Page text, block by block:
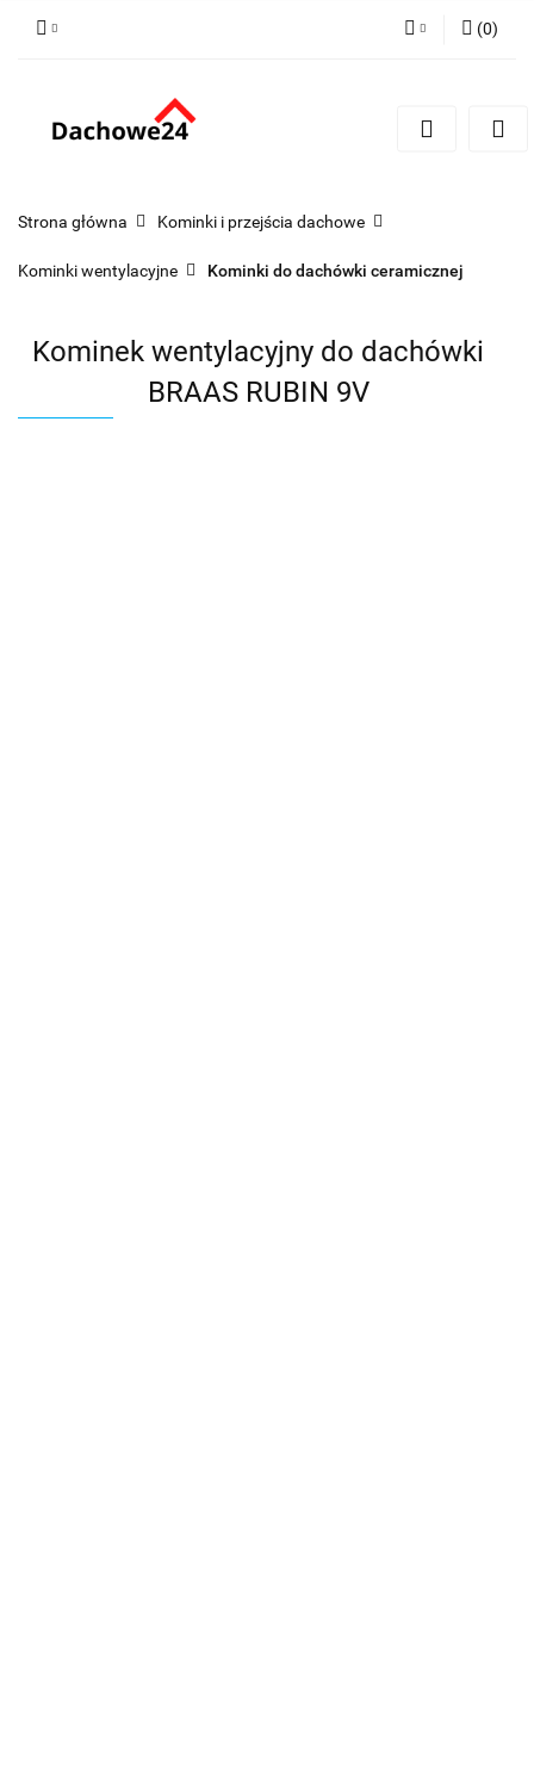
Zarejestruj się
(0)
Strona główna Kominki i przejścia dachowe
Kominki wentylacyjne Kominki do dachówki ceramicznej
Kominek wentylacyjny do dachówki
BRAAS RUBIN 9V